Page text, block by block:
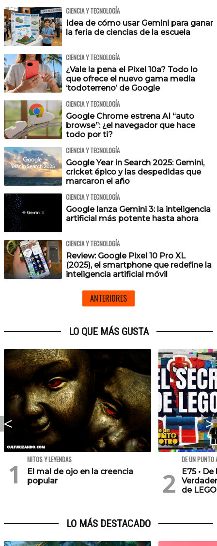
CIENCIA Y TECNOLOGÍA
Idea de cómo usar Gemini para ganar
la feria de ciencias de la escuela
CIENCIA Y TECNOLOGÍA
¿Vale la pena el Pixel 10a? Todo lo
que ofrece el nuevo gama media
‘todoterreno’ de Google
CIENCIA Y TECNOLOGÍA
Google Chrome estrena AI “auto
browse”: ¿el navegador que hace
todo por ti?
CIENCIA Y TECNOLOGÍA
Google Year in Search 2025: Gemini,
cricket épico y las despedidas que
marcaron el año
CIENCIA Y TECNOLOGÍA
Google lanza Gemini 3: la inteligencia
artificial más potente hasta ahora
CIENCIA Y TECNOLOGÍA
Review: Google Pixel 10 Pro XL
(2025), el smartphone que redefine la
inteligencia artificial móvil
ANTERIORES
LO QUE MÁS GUSTA
MITOS Y LEYENDAS
El mal de ojo en la creencia
popular
DE UN PUNTO
E75 •
de
LO MÁS DESTACADO